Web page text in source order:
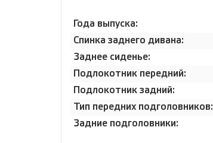
Года выпуска:
Спинка заднего дивана:
Заднее сиденье:
Подлокотник передний:
Подлокотник задний:
Тип передних подголовников:
Задние подголовники: